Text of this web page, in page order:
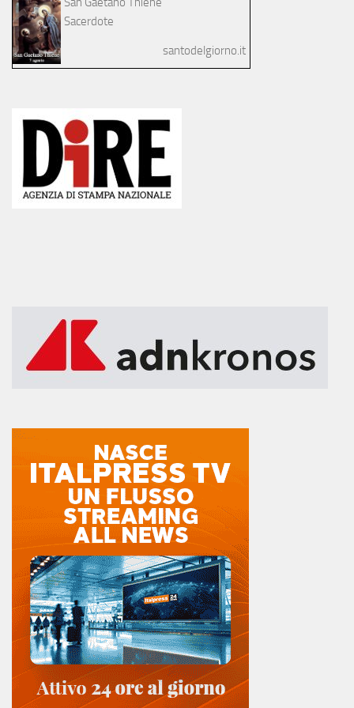
Sacerdote
santodelgiorno.it